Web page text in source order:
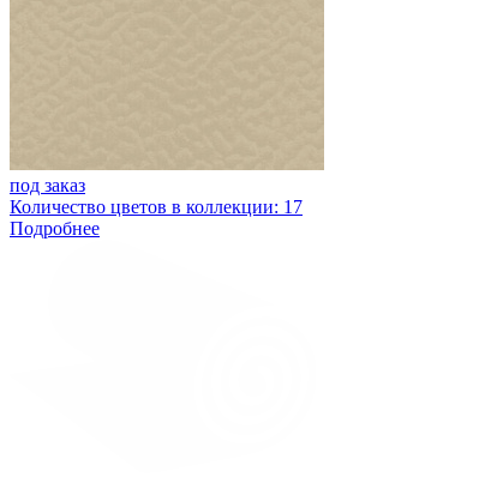
под заказ
Количество цветов в коллекции: 17
Подробнее